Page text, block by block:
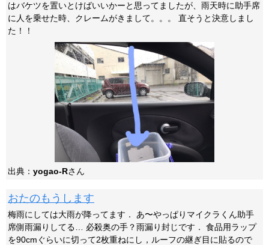
はバケツを置いとけばいいかーと思ってましたが、雨天時に助手席
に人を乗せた時、クレームがきまして。。。 直そうと決意しまし
た！！
出典： yogao-Rさん
おたのもうします
梅雨にしては大雨が降ってます． あ〜やっぱりマイクラくん助手
席側雨漏りしてる… 必殺奥の手？雨漏り封じです． 食品用ラップ
を90cmぐらいに切って2枚重ねにし，ルーフの継ぎ目に貼るので